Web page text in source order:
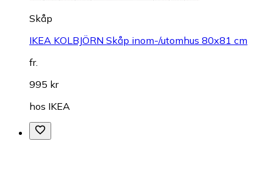
Skåp
IKEA KOLBJÖRN Skåp inom-/utomhus 80x81 cm
fr.
995 kr
hos IKEA